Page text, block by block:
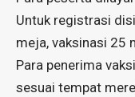
Untuk registrasi
meja, vaksinasi 25
Para penerima
sesuai tempat